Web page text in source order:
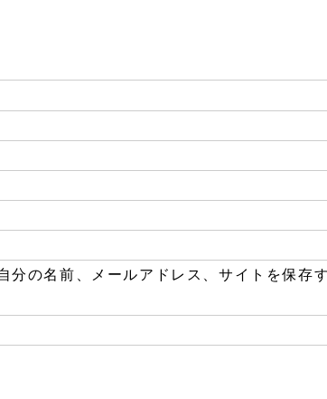
分の名前、メールアドレス、サイトを保存